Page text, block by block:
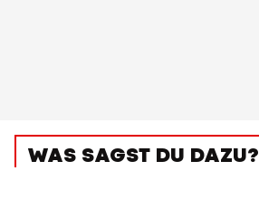
WAS SAGST DU DAZU?